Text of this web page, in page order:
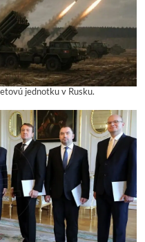
jednotku v Rusku.